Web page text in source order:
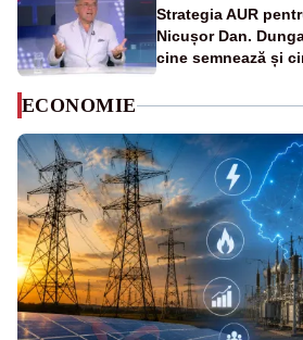
Strategia AUR
Nicușor Dan.
cine semnează și
ECONOMIE